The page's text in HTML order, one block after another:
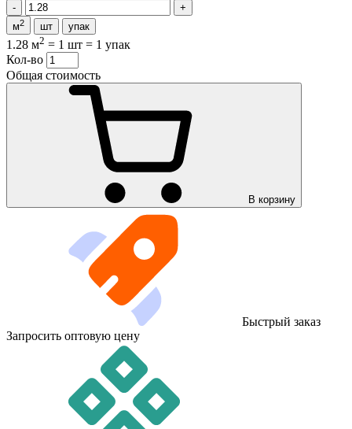
м2 шт упак
1.28 м2 = 1 шт = 1 упак
Кол-во
Общая стоимость
В корзину
Быстрый заказ
Запросить оптовую цену